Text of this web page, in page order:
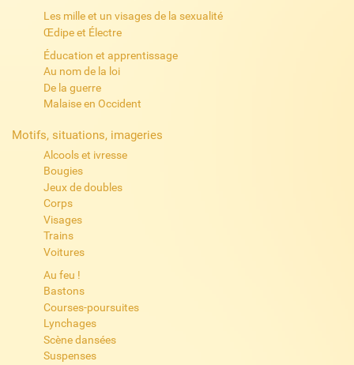
Les mille et un visages de la sexualité
Œdipe et Électre
Éducation et apprentissage
Au nom de la loi
De la guerre
Malaise en Occident
Motifs, situations, imageries
Alcools et ivresse
Bougies
Jeux de doubles
Corps
Visages
Trains
Voitures
Au feu !
Bastons
Courses-poursuites
Lynchages
Scène dansées
Suspenses